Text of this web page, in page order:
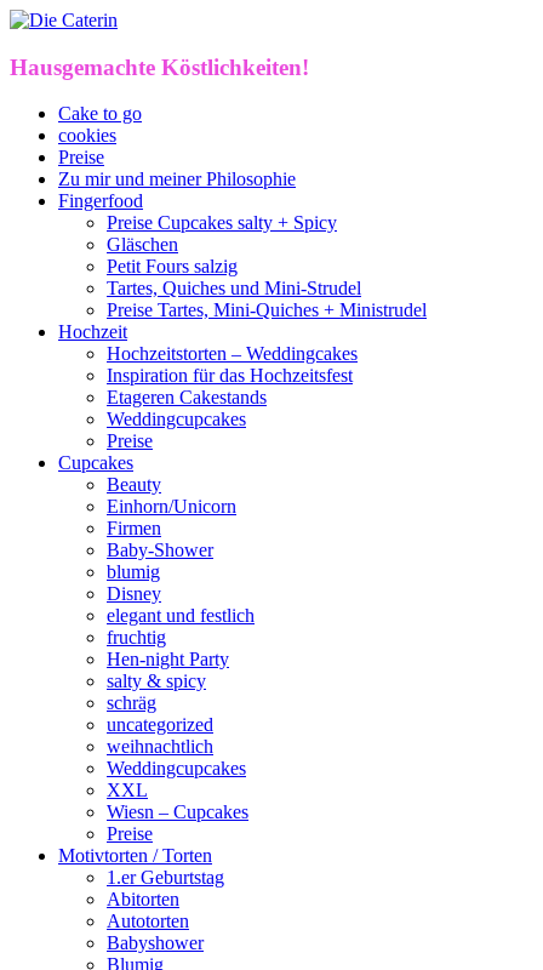
Hausgemachte Köstlichkeiten!
Cake to go
cookies
Preise
Zu mir und meiner Philosophie
Fingerfood
Preise Cupcakes salty + Spicy
Gläschen
Petit Fours salzig
Tartes, Quiches und Mini-Strudel
Preise Tartes, Mini-Quiches + Ministrudel
Hochzeit
Hochzeitstorten – Weddingcakes
Inspiration für das Hochzeitsfest
Etageren Cakestands
Weddingcupcakes
Preise
Cupcakes
Beauty
Einhorn/Unicorn
Firmen
Baby-Shower
blumig
Disney
elegant und festlich
fruchtig
Hen-night Party
salty & spicy
schräg
uncategorized
weihnachtlich
Weddingcupcakes
XXL
Wiesn – Cupcakes
Preise
Motivtorten / Torten
1.er Geburtstag
Abitorten
Autotorten
Babyshower
Blumig